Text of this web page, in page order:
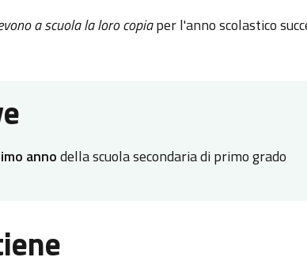
a scuola la loro copiaper l'anno scolastico
annodella scuola secondaria di primo grado